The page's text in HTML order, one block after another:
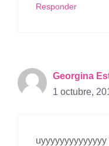
Responder
Georgina
1 octubre,